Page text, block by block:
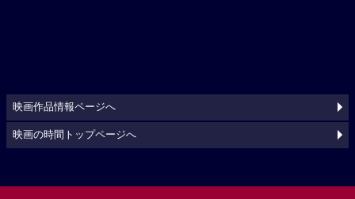
映画作品情報ページへ
映画の時間トップページへ